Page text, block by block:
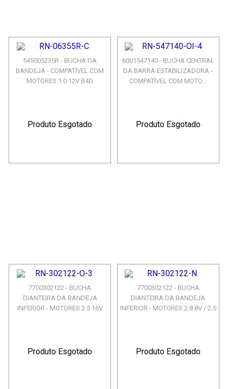
545005235R - BUCHA DA
BANDEJA - COMPATÍVEL COM
MOTORES 1.0 12V B4D
Produto Esgotado
6001547140 - BUCHA CENTRAL
DA BARRA ESTABILIZADORA -
COMPATÍVEL COM MOTO...
Produto Esgotado
7700302122 - BUCHA
DIANTEIRA DA BANDEJA
INFERIOR - MOTORES 2.5 16V
Produto Esgotado
7700302122 - BUCHA
DIANTEIRA DA BANDEJA
INFERIOR - MOTORES 2.8 8V / 2.5
Produto Esgotado